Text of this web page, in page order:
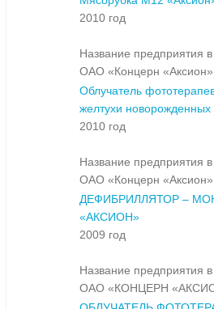
2010 год
Название предприятия в
ОАО «Концерн «Аксион»
Облучатель
желтухи
2010 год
Название предприятия в
ОАО «Концерн «Аксион»
ДЕФИБРИЛЛЯТОР –
«АКСИОН»
2009 год
Название предприятия в
ОАО «КОНЦЕРН